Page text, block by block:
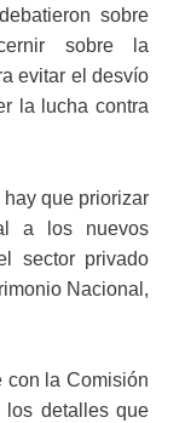
sobre
sobre la
evitar el desvío
la lucha contra
hay que priorizar
a los nuevos
sector privado
Nacional,
con la Comisión
los detalles que